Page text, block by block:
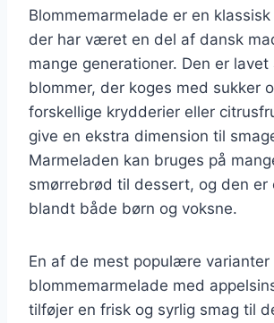
Blommemarmelade er en
der har været en del af dansk
mange generationer. Den er lavet
blommer, der koges med sukker
forskellige krydderier eller
give en ekstra dimension til
Marmeladen kan bruges på
smørrebrød til dessert, og den er
blandt både børn og voksne.
En af de mest populære varianter
blommemarmelade med
tilføjer en frisk og syrlig smag til